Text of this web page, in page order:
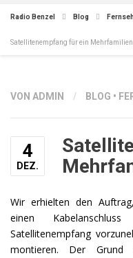
Radio Benzel Blog
Satellitenempfang für ein
VON ADMIN / BLOG •
4
DEZ.
Wir erhielten den
einen
Satellitenempfang
montieren. Der